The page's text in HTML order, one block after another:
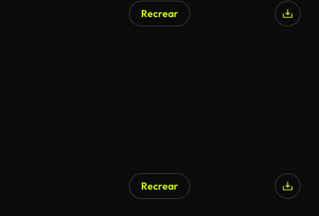
Recrear
Recrear